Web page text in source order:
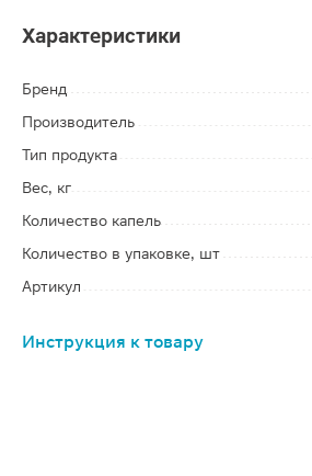
Характеристики
Бренд
Производитель
Тип продукта
Вес, кг
Количество капель
Количество в упаковке, шт
Артикул
Инструкция к товару